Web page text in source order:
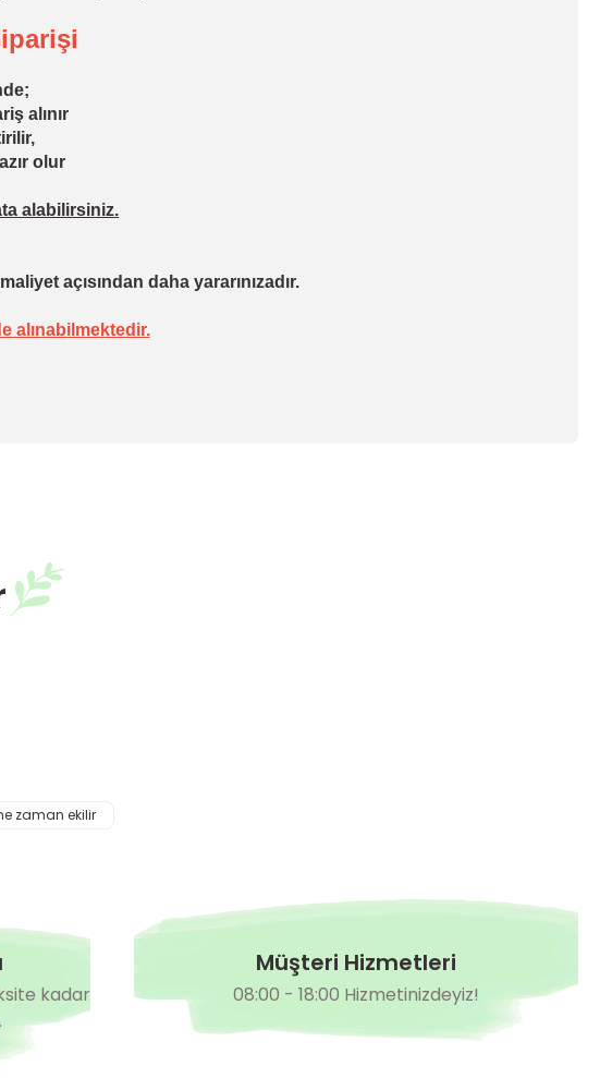
alınır
olur
alabilirsiniz.
açısından daha yararınızadır.
alınabilmektedir.
zaman ekilir
kadar
Müşteri Hizmetleri
08:00 - 18:00 Hizmetinizdeyiz!